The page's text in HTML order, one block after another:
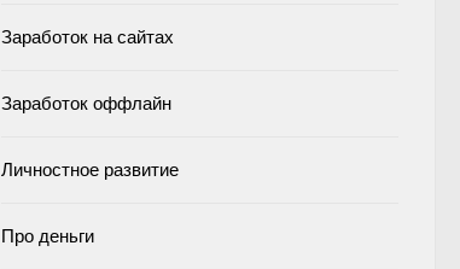
Заработок на сайтах
Заработок оффлайн
Личностное развитие
Про деньги